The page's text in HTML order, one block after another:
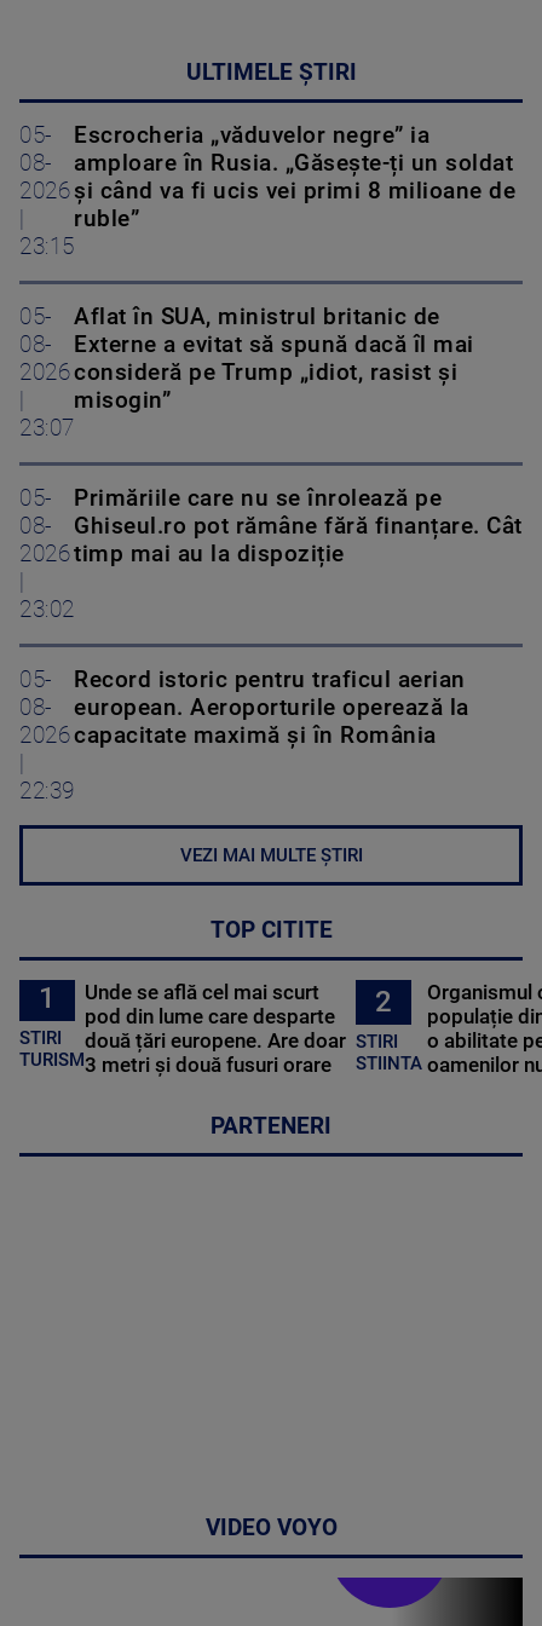
ULTIMELE ȘTIRI
05-
08-
2026
23:15
Escrocheria „văduvelor negre” ia
amploare în Rusia. „Găsește-ți un soldat
și când va fi ucis vei primi 8 milioane de
ruble”
05-
08-
2026
23:07
Aflat în SUA, ministrul britanic de
Externe a evitat să spună dacă îl mai
consideră pe Trump „idiot, rasist și
misogin”
05-
08-
2026
23:02
Primăriile care nu se înrolează pe
Ghiseul.ro pot rămâne fără finanțare. Cât
timp mai au la dispoziție
05-
08-
2026
22:39
Record istoric pentru traficul aerian
european. Aeroporturile operează la
capacitate maximă și în România
VEZI MAI MULTE ȘTIRI
TOP CITITE
1
STIRI
TURISM
Unde se află cel mai scurt
pod din lume care desparte
două țări europene. Are doar
3 metri și două fusuri orare
2
STIRI
STIINTA
Organismul
populație
o abilitate
oamenilor
PARTENERI
VIDEO VOYO